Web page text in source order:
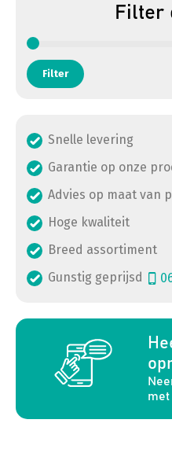
Filter
Filter
Snelle levering
Garantie op onze
Advies op maat van
Hoge kwaliteit
Breed assortiment
Gunstig geprijsd
met
a